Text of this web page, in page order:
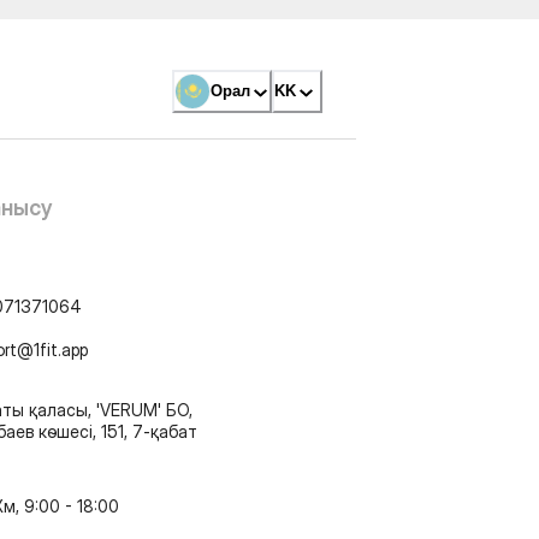
Орал KK
қаласы, 'VERUM' БО,
көшесі, 151, 7-қабат
9:00 - 18:00